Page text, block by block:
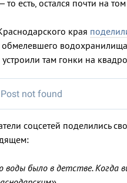
есть, остался почти на
края
там гонки на
соцсетей поделились
воды было в детстве. Когда